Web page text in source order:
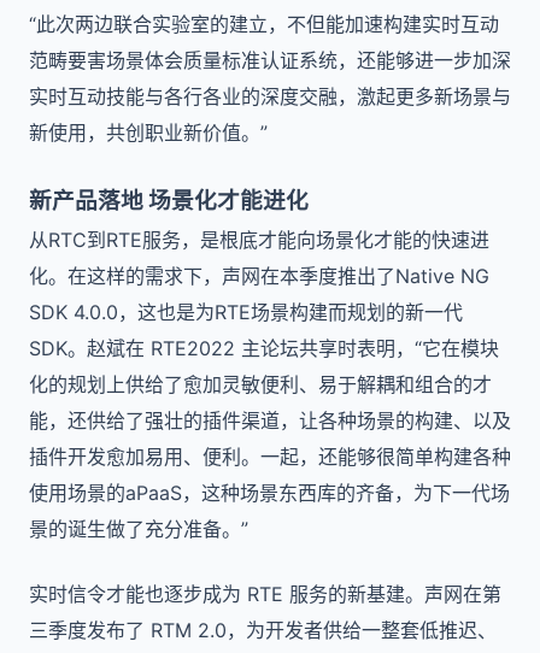
“此次两边联合实验室的建立，不但能加速构建实时互动
范畴要害场景体会质量标准认证系统，还能够进一步加深
实时互动技能与各行各业的深度交融，激起更多新场景与
新使用，共创职业新价值。”
新产品落地 场景化才能进化
从RTC到RTE服务，是根底才能向场景化才能的快速进
化。在这样的需求下，声网在本季度推出了Native NG
SDK 4.0.0，这也是为RTE场景构建而规划的新一代
SDK。赵斌在 RTE2022 主论坛共享时表明，“它在模块
化的规划上供给了愈加灵敏便利、易于解耦和组合的才
能，还供给了强壮的插件渠道，让各种场景的构建、以及
插件开发愈加易用、便利。一起，还能够很简单构建各种
使用场景的aPaaS，这种场景东西库的齐备，为下一代场
景的诞生做了充分准备。”
实时信令才能也逐步成为 RTE 服务的新基建。声网在第
三季度发布了 RTM 2.0，为开发者供给一整套低推迟、